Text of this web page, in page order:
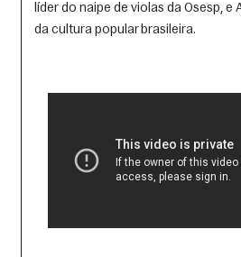
líder do naipe de violas da Osesp,
da cultura popular brasileira.